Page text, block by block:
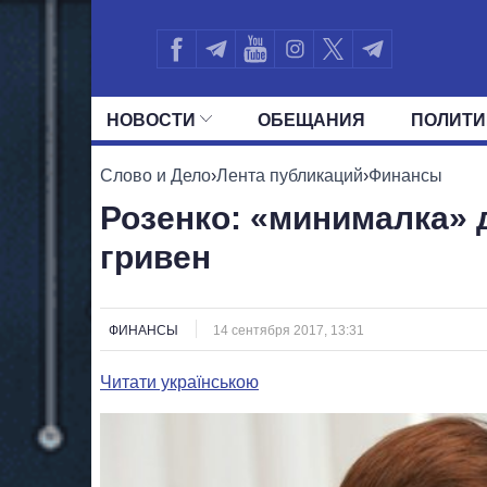
НОВОСТИ ОБЕЩАНИЯ
ВСЕ ПОЛИТИКИ ПРЕЗИДЕНТ И
Слово и Дело›Лента публикаций›Финансы
Розенко:
гривен
ФИНАНСЫ 14 сентября 2017, 13:31
Читати українською